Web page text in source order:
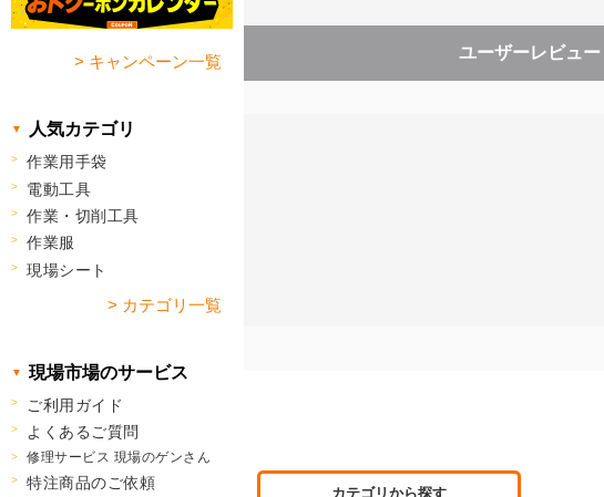
ユーザーレビュー
カテゴリから探す
> キャンペーン一覧
人気カテゴリ
作業用手袋
電動工具
作業・切削工具
作業服
現場シート
> カテゴリ一覧
現場市場のサービス
ご利用ガイド
よくあるご質問
修理サービス 現場のゲンさん
特注商品のご依頼